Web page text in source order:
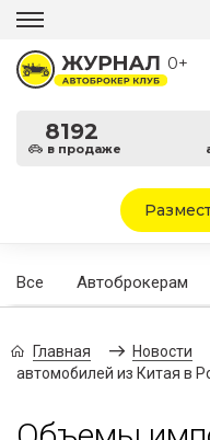
0+
8192
в продаже
Все Автоброкерам
Главная Новости
автомобилей из Китая в